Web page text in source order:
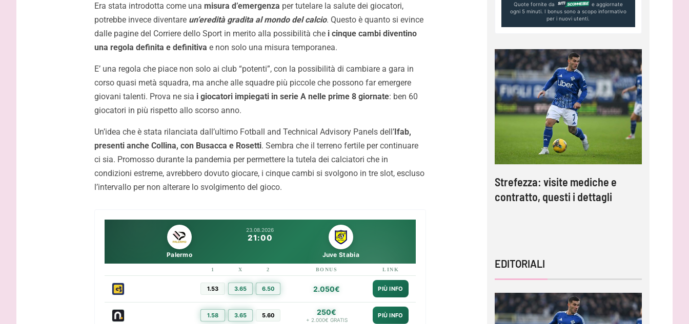
Era stata introdotta come una misura d’emergenza per tutelare la salute dei giocatori,
potrebbe invece diventare un’eredità gradita al mondo del calcio. Questo è quanto si evince
dalle pagine del Corriere dello Sport in merito alla possibilità chei cinque cambi diventino
una regola definita e definitiva e non solo una misura temporanea.
E’ una regola che piace non solo ai club “potenti”, con la possibilità di cambiare a gara in
corso quasi metà squadra, ma anche alle squadre più piccole che possono far emergere
giovani talenti. Prova ne sia i giocatori impiegati in serie A nelle prime 8 giornate: ben 60
giocatori in più rispetto allo scorso anno.
Un’idea che è stata rilanciata dall’ultimo Fotball and Technical Advisory Panels dell’Ifab,
presenti anche Collina, con Busacca e Rosetti. Sembra che il terreno fertile per continuare
ci sia. Promosso durante la pandemia per permettere la tutela dei calciatori che in
condizioni estreme, avrebbero dovuto giocare, i cinque cambi si svolgono in tre slot, escluso
l’intervallo per non alterare lo svolgimento del gioco.
23.08.2026
21:00
Palermo Juve Stabia
1 X 2 BONUS LINK
1.53 3.65 6.50 2.050€ PIÙ INFO
1.58 3.65 5.60 250€
+ 2.000€ GRATIS
PIÙ INFO
Quote fornite da
e aggiornate
ogni 5 minuti. I bonus sono a scopo informativo
per i nuovi utenti.
Strefezza: visite mediche e
Palermo, adesso è ufficiale:
Inzaghi: “Essere qui con le
Strefezza: visite mediche e
contratto, questi i dettagli
EDITORIALI